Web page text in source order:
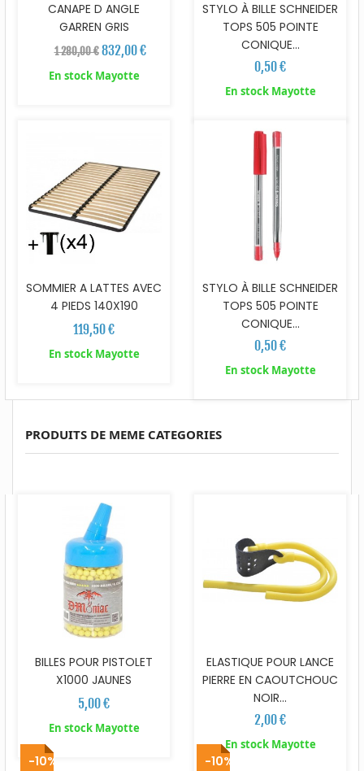
CANAPE D ANGLE
GARREN GRIS
1 280,00 € 832,00 €
En stock Mayotte
STYLO À BILLE SCHNEIDER
TOPS 505 POINTE
CONIQUE...
0,50 €
En stock Mayotte
SOMMIER A LATTES AVEC
4 PIEDS 140X190
119,50 €
En stock Mayotte
STYLO À BILLE SCHNEIDER
TOPS 505 POINTE
CONIQUE...
0,50 €
En stock Mayotte
PRODUITS DE MEME CATEGORIES
BILLES POUR PISTOLET
X1000 JAUNES
5,00 €
En stock Mayotte
ELASTIQUE POUR LANCE
PIERRE EN CAOUTCHOUC
NOIR...
2,00 €
En stock Mayotte
-10% -10%